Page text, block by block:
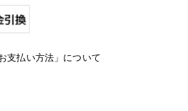
お支払い方法」について